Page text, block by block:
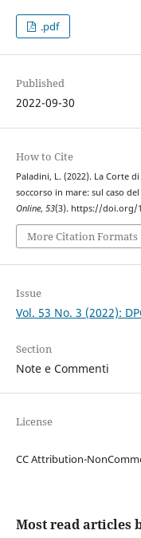
.pdf
Published
2022-09-30
How to Cite
Paladini, L. (2022). La Corte
soccorso in mare: sul caso
Online, 53(3). https://doi.org/
More Citation Formats
Issue
Vol. 53 No. 3 (2022):
Section
Note e Commenti
License
CC Attribution-
Most read articles